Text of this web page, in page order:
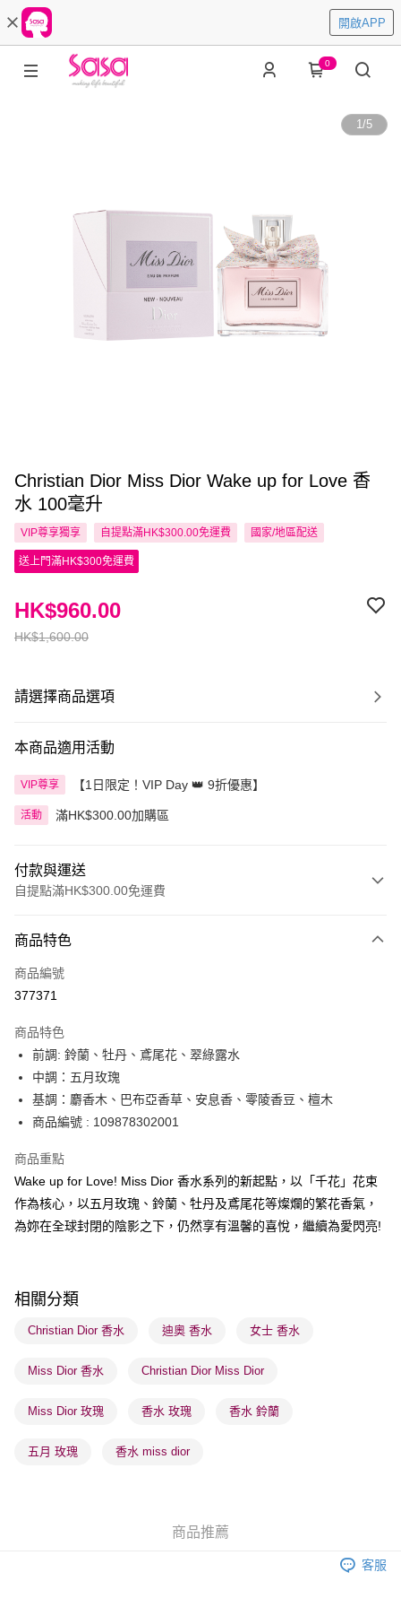
開啟APP
0
1/5
Christian Dior Miss Dior Wake up for Love 香
水 100毫升
VIP尊享獨享 自提點滿HK$300.00免運費 國家/地區配送
送上門滿HK$300免運費
HK$1,600.00
HK$960.00
請選擇商品選項
本商品適用活動
VIP尊享 【1日限定！VIP Day 👑 9折優惠】
活動 滿HK$300.00加購區
付款與運送
自提點滿HK$300.00免運費
信用卡
Apple Pay
PayMe
WeChat Pay
BoC Pay
送貨方式
順豐自助櫃 - 確認發貨後1-3個工作天送達
每筆HK$65.00，滿HK$300.00或以上免運費
確認發貨後1-3 工作天送達，訂單將隨機分配至SF順豐速運或京東
物流公司進行物流配送
取。逾期會取消訂單，並不會安排重寄
商品特色
商品編號
377371
商品特色
前調: 鈴蘭、牡丹、鳶尾花、翠綠露水
中調：五月玫瑰
基調：麝香木、巴布亞香草、安息香、零陵香豆、檀木
商品編號 : 109878302001
商品重點
Wake up for Love! Miss Dior 香水系列的新起點，以「千花」花束
作為核心，以五月玫瑰、鈴蘭、牡丹及鳶尾花等燦爛的繁花香氣，
為妳在全球封閉的陰影之下，仍然享有溫馨的喜悅，繼續為愛閃亮!
相關分類
Christian Dior 香水 迪奧 香水 女士 香水
Miss Dior 香水 Christian Dior Miss Dior
Miss Dior 玫瑰 香水 玫瑰 香水 鈴蘭
五月 玫瑰 香水 miss dior
商品推薦
客服